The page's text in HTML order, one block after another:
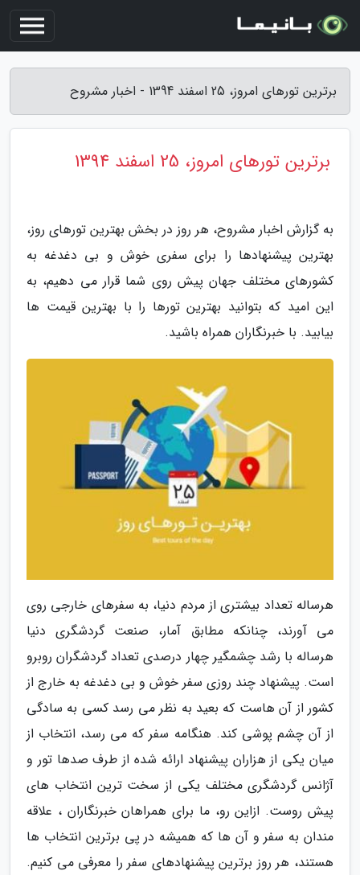
برترین تورهای امروز، 25 اسفند 1394 - اخبار مشروح
برترین تورهای امروز، 25 اسفند 1394
به گزارش اخبار مشروح، هر روز در بخش بهترین تورهای روز،
بهترین پیشنهادها را برای سفری خوش و بی دغدغه به
کشورهای مختلف جهان پیش روی شما قرار می دهیم، به
این امید که بتوانید بهترین تورها را با بهترین قیمت ها
بیابید. با خبرنگاران همراه باشید.
هرساله تعداد بیشتری از مردم دنیا، به سفرهای خارجی روی
می آورند، چنانکه مطابق آمار، صنعت گردشگری دنیا
هرساله با رشد چشمگیر چهار درصدی تعداد گردشگران روبرو
است. پیشنهاد چند روزی سفر خوش و بی دغدغه به خارج از
کشور از آن هاست که بعید به نظر می رسد کسی به سادگی
از آن چشم پوشی کند. هنگامه سفر که می رسد، انتخاب از
میان یکی از هزاران پیشنهاد ارائه شده از طرف صدها تور و
آژانس گردشگری مختلف یکی از سخت ترین انتخاب های
پیش روست. ازاین رو، ما برای همراهان خبرنگاران ، علاقه
مندان به سفر و آن ها که همیشه در پی برترین انتخاب ها
هستند، هر روز برترین پیشنهادهای سفر را معرفی می کنیم.